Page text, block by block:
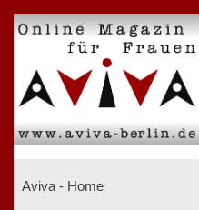
Aviva - Home